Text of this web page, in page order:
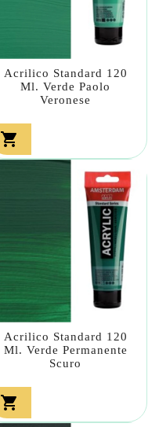
Acrilico Standard 120
Ml. Verde Paolo
Veronese

Acrilico Standard 120
Ml. Verde Permanente
Scuro
